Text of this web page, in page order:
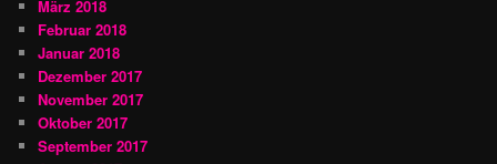
März 2018
Februar 2018
Januar 2018
Dezember 2017
November 2017
Oktober 2017
September 2017